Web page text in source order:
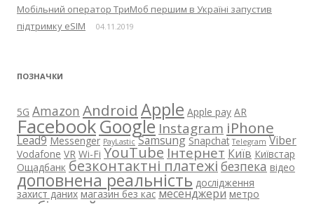
Мобільний оператор ТриМоб першим в Україні запустив
підтримку eSIM
04.11.2019
ПОЗНАЧКИ
5G Amazon Android Apple Apple pay AR
FacebookGoogle Instagram iPhone
Lead9 Messenger PayLastic Samsung Snapchat Telegram Viber
Vodafone VR Wi-Fi YouTube Інтернет Київ Київстар
Ощадбанк безконтактні платежі безпека відео
доповнена реальність дослідження
захист даних магазин без кас месенджери метро